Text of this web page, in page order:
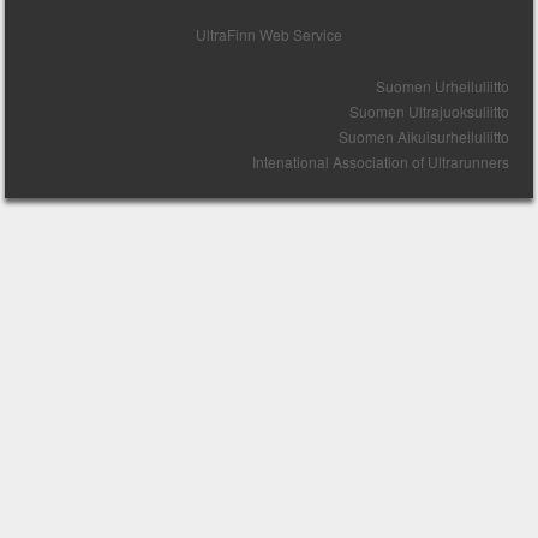
UltraFinn Web Service
Suomen Urheiluliitto
Suomen Ultrajuoksuliitto
Suomen Aikuisurheiluliitto
Intenational Association of Ultrarunners